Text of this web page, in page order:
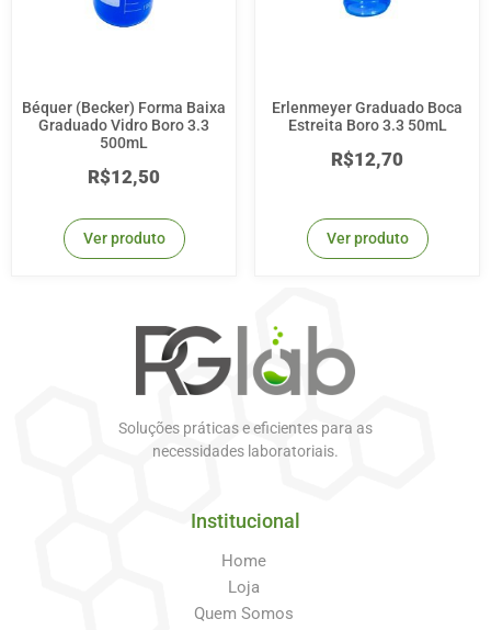
Béquer (Becker) Forma Baixa
Graduado Vidro Boro 3.3
500mL
R$12,50
Ver produto
Erlenmeyer Graduado Boca
Estreita Boro 3.3 50mL
R$12,70
Ver produto
Soluções práticas e eficientes para as
necessidades laboratoriais.
Institucional
Home
Loja
Quem Somos